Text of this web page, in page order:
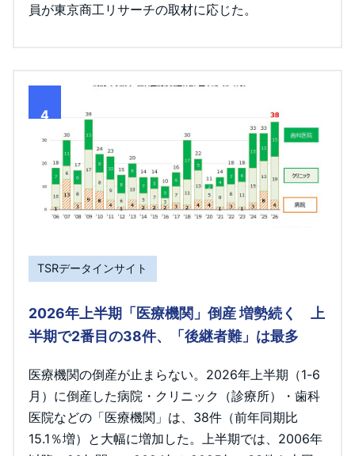
員が東京商工リサーチの取材に応じた。
4
TSRデータインサイト
2026年上半期「医療機関」倒産 増勢続く 上
半期で2番目の38件、「後継者難」は最多
医療機関の倒産が止まらない。2026年上半期（1-6
月）に倒産した病院・クリニック（診療所）・歯科
医院などの「医療機関」は、38件（前年同期比
15.1％増）と大幅に増加した。上半期では、2006年